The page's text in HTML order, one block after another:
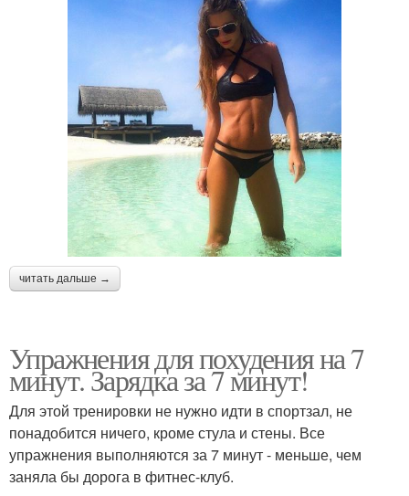
читать дальше →
Упражнения для похудения на 7
минут. Зарядка за 7 минут!
Для этой тренировки не нужно идти в спортзал, не
понадобится ничего, кроме стула и стены. Все
упражнения выполняются за 7 минут - меньше, чем
заняла бы дорога в фитнес-клуб.